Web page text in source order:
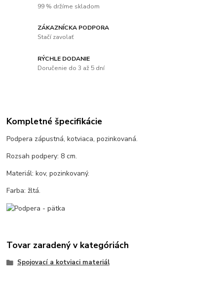
99 % držíme skladom
ZÁKAZNÍCKA PODPORA
Stačí zavolať
RÝCHLE DODANIE
Doručenie do 3 až 5 dní
Kompletné špecifikácie
Podpera zápustná, kotviaca, pozinkovaná.
Rozsah podpery: 8 cm.
Materiál: kov, pozinkovaný.
Farba: žltá.
Tovar zaradený v kategóriách
Spojovací a kotviaci materiál